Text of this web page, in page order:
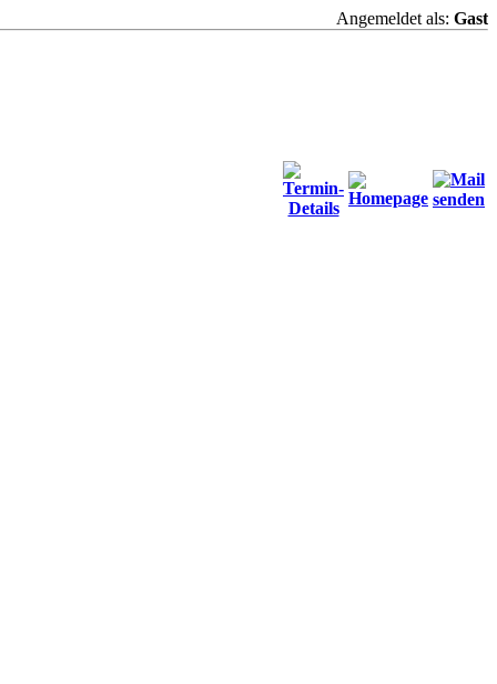
Angemeldet als: Gast